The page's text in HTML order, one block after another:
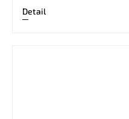
Detail